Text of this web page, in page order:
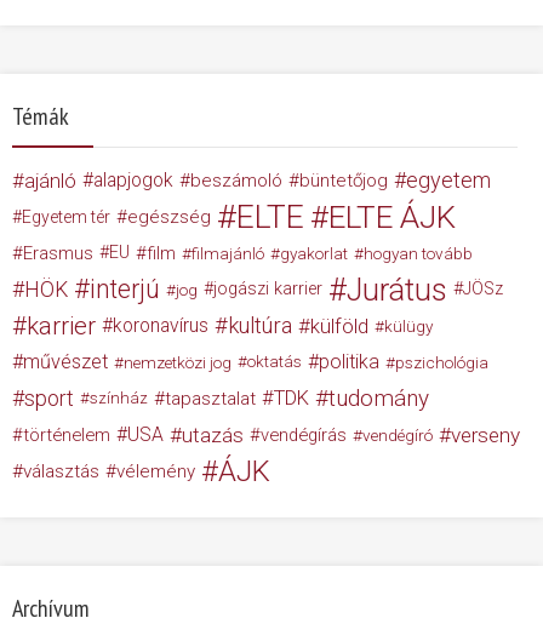
Témák
ajánló alapjogok beszámoló büntetőjog egyetem
Egyetem tér egészség ELTE ELTE ÁJK
Erasmus EU film filmajánló gyakorlat hogyan tovább
HÖK interjú jog jogászi karrier Jurátus JÖSz
karrier koronavírus kultúra külföld külügy
művészet nemzetközi jog oktatás politika pszichológia
sport színház tapasztalat TDK tudomány
történelem USA utazás vendégírás vendégíró verseny
választás vélemény ÁJK
Archívum